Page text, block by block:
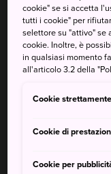
locande e musei in
magnifiche acque
fiori.
In breve
Sede di
È un ottimo
Il Parco di Izu-
cookie" se si accetta
tutti i cookie" per
selettore su "attivo" se
cookie. Inoltre, è
in qualsiasi momento
all'articolo 3.2 della
Cookie
Cookie di
Cookie per